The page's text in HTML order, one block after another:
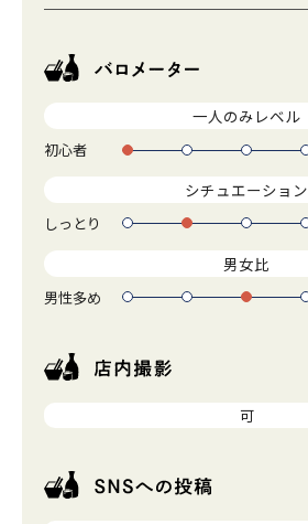
一人のみレベル
初心者 1 2 3 4
シチュエーション
しっとり 1 2
男女比
男性多め 1 2
可